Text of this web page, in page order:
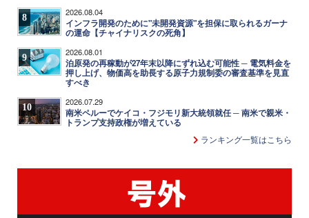
8 2026.08.04
インフラ開発のために"未開発資源"を担保に取られるガーナ
の運命【チャイナリスクの死角】
9 2026.08.01
泊原発の再稼動が27年末以降にずれ込む可能性 ─ 電気料金を
押し上げ、物価高を助長する原子力規制委の審査基準を見直
すべき
10 2026.07.29
南米ペルーでケイコ・フジモリ新大統領就任 ─ 南米で親米・
トランプ支持政権が増えている
ランキング一覧はこちら